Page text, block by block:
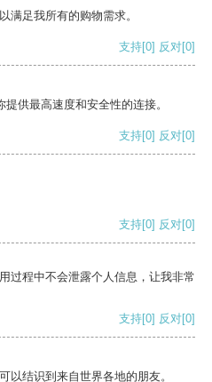
满足我所有的购物需求。
支持[0] 反对[0]
供最高速度和安全性的连接。
支持[0] 反对[0]
支持[0] 反对[0]
过程中不会泄露个人信息，让我非常
支持[0] 反对[0]
以结识到来自世界各地的朋友。